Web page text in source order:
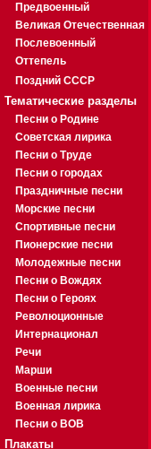
Предвоенный
Великая Отечественная
Послевоенный
Оттепель
Поздний СССР
Тематические разделы
Песни о Родине
Советская лирика
Песни о Труде
Песни о городах
Праздничные песни
Морские песни
Спортивные песни
Пионерские песни
Молодежные песни
Песни о Вождях
Песни о Героях
Революционные
Интернационал
Речи
Марши
Военные песни
Военная лирика
Песни о ВОВ
Плакаты